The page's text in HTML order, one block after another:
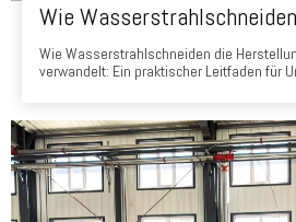
Wie Wasserstrahlschneiden die
verwandelt: Ein praktischer Leitfaden für
Wettbewerbsunterscheidungsmerkmale.
bis Badezimmer Umgebung und